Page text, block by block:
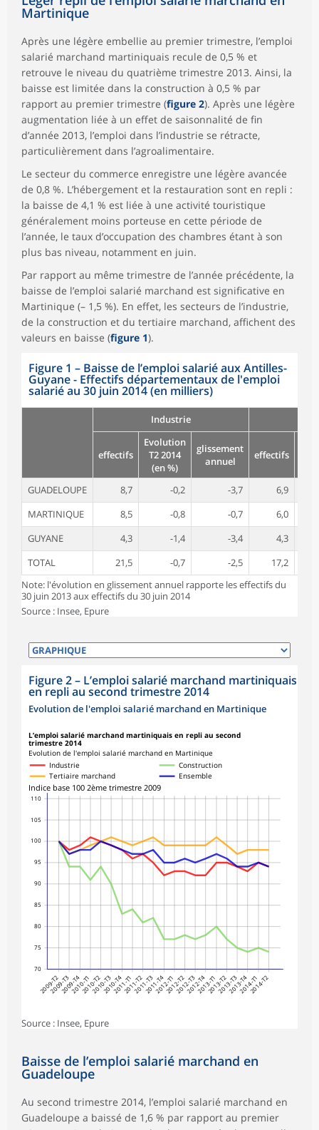
Martinique
Après une légère embellie au premier trimestre, l’emploi
salarié marchand martiniquais recule de 0,5 % et
retrouve le niveau du quatrième trimestre 2013. Ainsi, la
baisse est limitée dans la construction à 0,5 % par
rapport au premier trimestre (figure 2). Après une légère
augmentation liée à un effet de saisonnalité de fin
d’année 2013, l’emploi dans l’industrie se rétracte,
particulièrement dans l’agroalimentaire.
Le secteur du commerce enregistre une légère avancée
de 0,8 %. L’hébergement et la restauration sont en repli :
la baisse de 4,1 % est liée à une activité touristique
généralement moins porteuse en cette période de
l’année, le taux d’occupation des chambres étant à son
plus bas niveau, notamment en juin.
Par rapport au même trimestre de l’année précédente, la
baisse de l’emploi salarié marchand est significative en
Martinique (– 1,5 %). En effet, les secteurs de l’industrie,
de la construction et du tertiaire marchand, affichent des
valeurs en baisse (figure 1).
Figure 1 – Baisse de l’emploi salarié aux Antilles-
Guyane - Effectifs départementaux de l'emploi
salarié au 30 juin 2014 (en milliers)
Industrie
effectifs
Evolution
T2 2014
(en %)
glissement
annuel
effectifs
GUADELOUPE
8,7 -0,2 -3,7
6,9
MARTINIQUE
8,5 -0,8 -0,7
6,0
GUYANE
4,3 -1,4 -3,4
4,3
TOTAL
21,5 -0,7 -2,5
17,2
Note: l'évolution en glissement annuel rapporte les effectifs du
30 juin 2013 aux effectifs du 30 juin 2014
Source : Insee, Epure
Figure 2– L’emploi salarié marchand martiniquais
en repli au second trimestre 2014
Evolution de l'emploi salarié marchand en Martinique
L’emploi salarié marchand martiniquais en repli au second
trimestre 2014
Evolution de l'emploi salarié marchand en Martinique
70
75
80
85
90
95
100
105
110
Indice base 100 2ème trimestre 2009
2009-T2
2009-T32009-T42010-T12010-T22010-T32010-T42011-T12011-T22011-T32011-T42012-T12012-T22012-T32012-T42013-T12013-T22013-T32013-T42014-T12014-T2
Industrie
Construction
Tertiaire marchand
Ensemble
Source : Insee, Epure
Baisse de l’emploi salarié marchand en
Guadeloupe
Au second trimestre 2014, l’emploi salarié marchand en
Guadeloupe a baissé de 1,6 % par rapport au premier